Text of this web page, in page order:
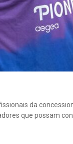
da
que possam